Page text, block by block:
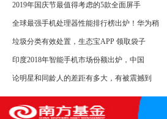
2019年国庆节最值得考虑的5款全面屏手
全球最强手机处理器性能排行榜出炉！华为稍
垃圾分类有效处置，生态宝APP 领取袋子
印度2018年智能手机市场份额出炉，中国
论明星和同龄人的差距有多大，有被震撼到